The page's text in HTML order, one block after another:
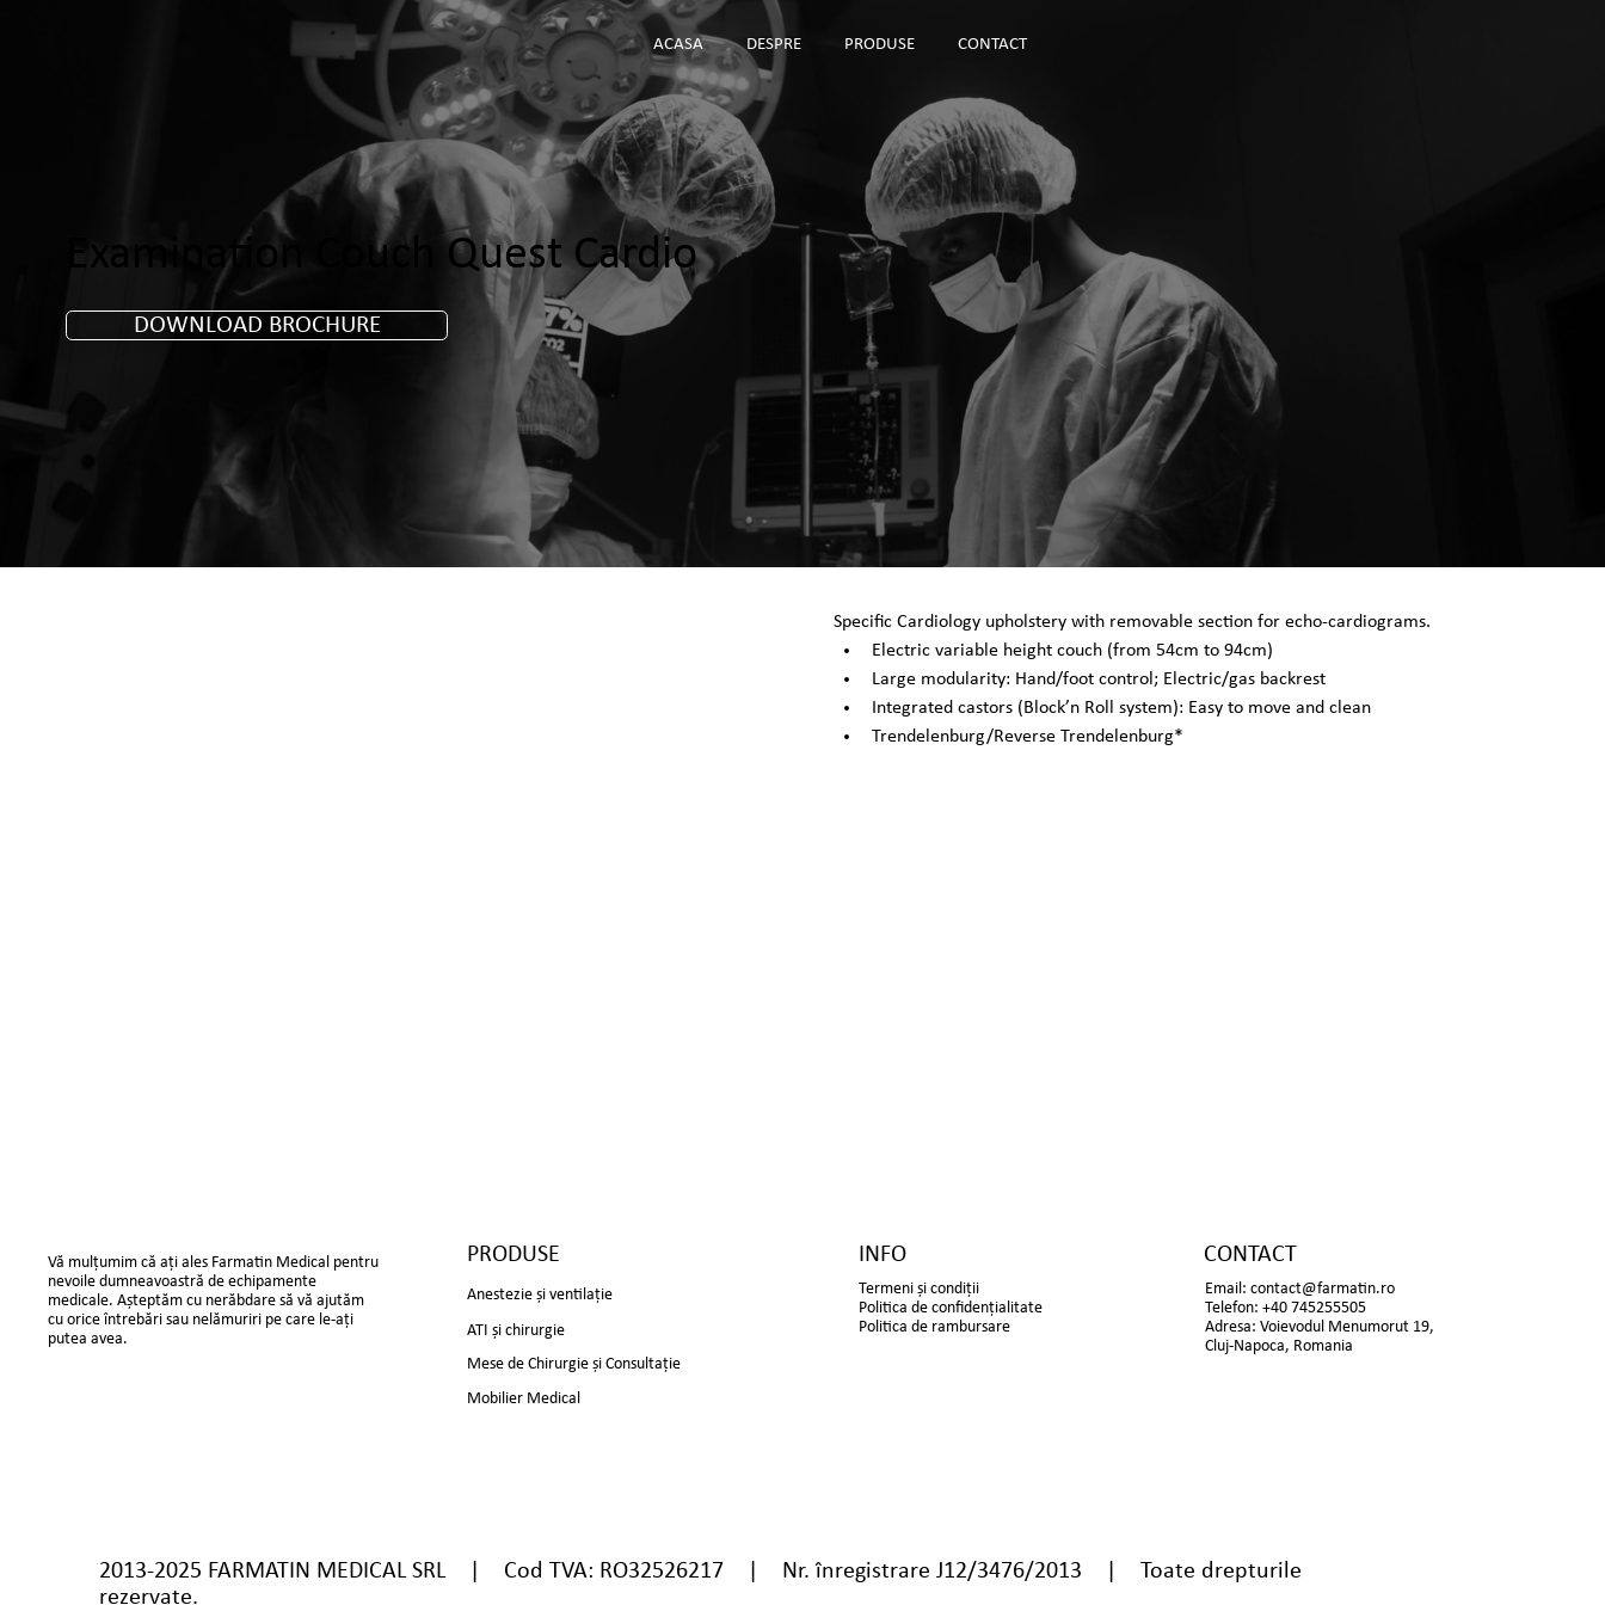
ACASA DESPRE PRODUSE CONTACT
Specific Cardiology upholstery with removable section for echo-cardiograms.
Electric variable height couch (from 54cm to 94cm)
Large modularity: Hand/foot control; Electric/gas backrest
Integrated castors (Block’n Roll system): Easy to move and clean
Trendelenburg/Reverse Trendelenburg*
Examination Couch Quest Cardio
DOWNLOAD BROCHURE
Vă mulțumim că ați ales Farmatin Medical pentru
nevoile dumneavoastră de echipamente
medicale. Așteptăm cu nerăbdare să vă ajutăm
cu orice întrebări sau nelămuriri pe care le-ați
putea avea.
INFO
Termeni și condiții
Politica de confidențialitate
Politica de rambursare
2013-2025 FARMATIN MEDICAL SRL | Cod TVA: RO32526217 | Nr. înregistrare J12/3476/2013 | Toate drepturile
rezervate.
CONTACT
Email:contact@farmatin.ro
Telefon: +40 745255505
Adresa: Voievodul Menumorut 19,
Cluj-Napoca, Romania
PRODUSE
Anestezie și ventilație
ATI și chirurgie
Mese de Chirurgie și Consultație
Mobilier Medical